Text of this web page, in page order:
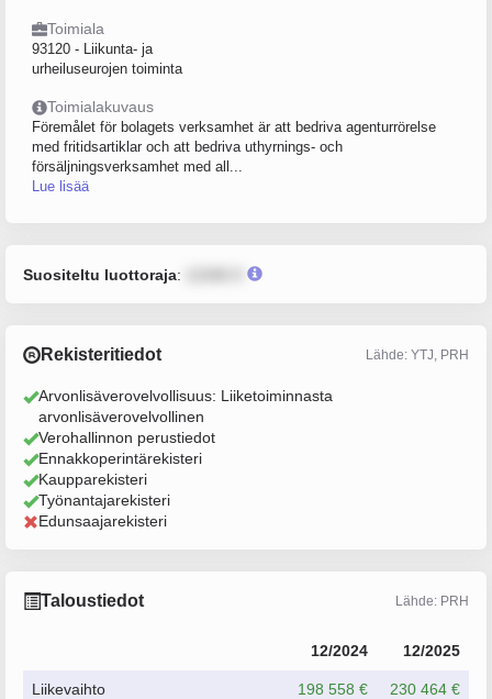
Toimiala
93120 - Liikunta- ja
urheiluseurojen toiminta
Toimialakuvaus
Föremålet för bolagets verksamhet är att bedriva agenturrörelse
med fritidsartiklar och att bedriva uthyrnings- och
försäljningsverksamhet med all...
Lue lisää
Suositeltu luottoraja:
Rekisteritiedot Lähde: YTJ, PRH
Arvonlisäverovelvollisuus: Liiketoiminnasta
arvonlisäverovelvollinen
Verohallinnon perustiedot
Ennakkoperintärekisteri
Kaupparekisteri
Työnantajarekisteri
Edunsaajarekisteri
Taloustiedot Lähde: PRH
12/2024 12/2025
Liikevaihto 198 558 € 230 464 €